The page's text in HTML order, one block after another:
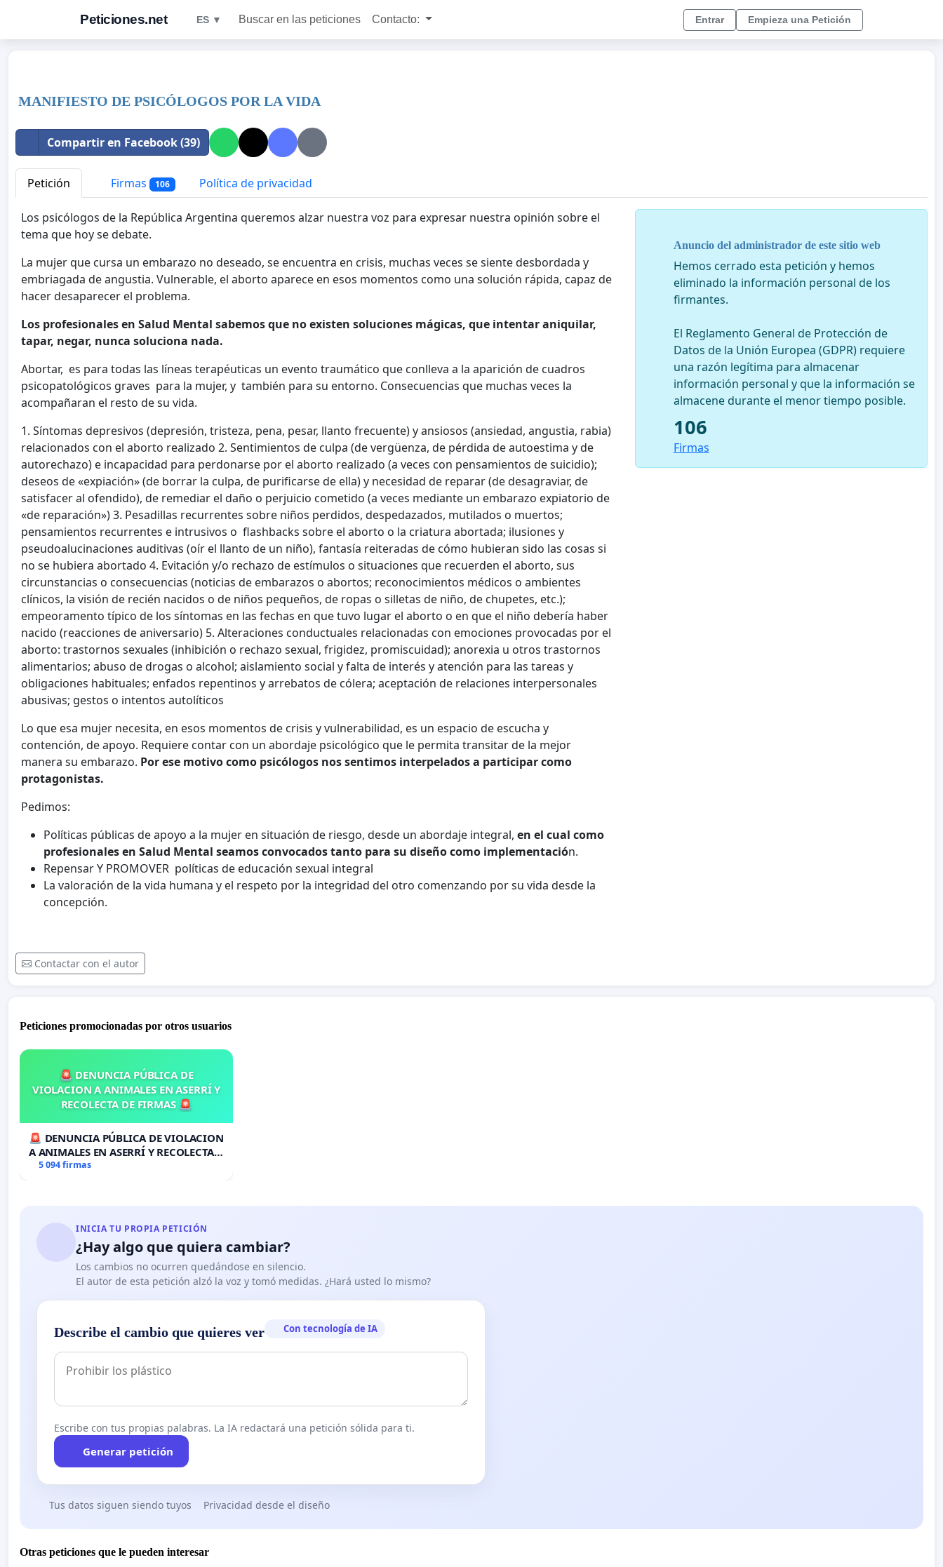
Peticiones.net ES ▼ Buscar en las peticiones Contacto: Entrar Empieza una Petición
MANIFIESTO DE PSICÓLOGOS POR LA VIDA
Compartir en Facebook (39)
Petición Firmas 106 Política de privacidad
Los psicólogos de la República Argentina queremos alzar nuestra voz para expresar nuestra opinión sobre el
tema que hoy se debate.
La mujer que cursa un embarazo no deseado, se encuentra en crisis, muchas veces se siente desbordada y
embriagada de angustia. Vulnerable, el aborto aparece en esos momentos como una solución rápida, capaz de
hacer desaparecer el problema.
Los profesionales en Salud Mental sabemos que no existen soluciones mágicas, que intentar aniquilar,
tapar, negar, nunca soluciona nada.
Abortar, es para todas las líneas terapéuticas un evento traumático que conlleva a la aparición de cuadros
psicopatológicos graves para la mujer, y también para su entorno. Consecuencias que muchas veces la
acompañaran el resto de su vida.
1. Síntomas depresivos (depresión, tristeza, pena, pesar, llanto frecuente) y ansiosos (ansiedad, angustia, rabia)
relacionados con el aborto realizado 2. Sentimientos de culpa (de vergüenza, de pérdida de autoestima y de
autorechazo) e incapacidad para perdonarse por el aborto realizado (a veces con pensamientos de suicidio);
deseos de «expiación» (de borrar la culpa, de purificarse de ella) y necesidad de reparar (de desagraviar, de
satisfacer al ofendido), de remediar el daño o perjuicio cometido (a veces mediante un embarazo expiatorio de
«de reparación») 3. Pesadillas recurrentes sobre niños perdidos, despedazados, mutilados o muertos;
pensamientos recurrentes e intrusivos o flashbacks sobre el aborto o la criatura abortada; ilusiones y
pseudoalucinaciones auditivas (oír el llanto de un niño), fantasía reiteradas de cómo hubieran sido las cosas si
no se hubiera abortado 4. Evitación y/o rechazo de estímulos o situaciones que recuerden el aborto, sus
circunstancias o consecuencias (noticias de embarazos o abortos; reconocimientos médicos o ambientes
clínicos, la visión de recién nacidos o de niños pequeños, de ropas o silletas de niño, de chupetes, etc.);
empeoramento típico de los síntomas en las fechas en que tuvo lugar el aborto o en que el niño debería haber
nacido (reacciones de aniversario) 5. Alteraciones conductuales relacionadas con emociones provocadas por el
aborto: trastornos sexuales (inhibición o rechazo sexual, frigidez, promiscuidad); anorexia u otros trastornos
alimentarios; abuso de drogas o alcohol; aislamiento social y falta de interés y atención para las tareas y
obligaciones habituales; enfados repentinos y arrebatos de cólera; aceptación de relaciones interpersonales
abusivas; gestos o intentos autolíticos
Lo que esa mujer necesita, en esos momentos de crisis y vulnerabilidad, es un espacio de escucha y
contención, de apoyo. Requiere contar con un abordaje psicológico que le permita transitar de la mejor
manera su embarazo. Por ese motivo como psicólogos nos sentimos interpelados a participar como
protagonistas.
Pedimos:
Políticas públicas de apoyo a la mujer en situación de riesgo, desde un abordaje integral, en el cual como
profesionales en Salud Mental seamos convocados tanto para su diseño como implementación.
Repensar Y PROMOVER políticas de educación sexual integral
La valoración de la vida humana y el respeto por la integridad del otro comenzando por su vida desde la
concepción.
Contactar con el autor
Anuncio del administrador de este sitio web
Hemos cerrado esta petición y hemos
eliminado la información personal de los
firmantes.
El Reglamento General de Protección de
Datos de la Unión Europea (GDPR) requiere
una razón legítima para almacenar
información personal y que la información se
almacene durante el menor tiempo posible.
106
Firmas
Peticiones promocionadas por otros usuarios
🚨 DENUNCIA PÚBLICA DE
VIOLACION A ANIMALES EN ASERRÍ Y
RECOLECTA DE FIRMAS 🚨
🚨 DENUNCIA PÚBLICA DE VIOLACION
A ANIMALES EN ASERRÍ Y RECOLECTA
DE FIRMAS 🚨
5 094 firmas
INICIA TU PROPIA PETICIÓN
¿Hay algo que quiera cambiar?
Los cambios no ocurren quedándose en silencio.
El autor de esta petición alzó la voz y tomó medidas. ¿Hará usted lo mismo?
Describe el cambio que quieres ver Con tecnología de IA
Escribe con tus propias palabras. La IA redactará una petición sólida para ti.
Generar petición
Tus datos siguen siendo tuyos Privacidad desde el diseño
Otras peticiones que le pueden interesar